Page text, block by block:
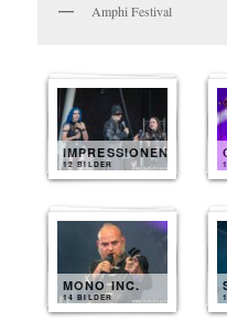
Amphi Festival
IMPRESSIONEN
12 BILDER
MONO INC.
14 BILDER